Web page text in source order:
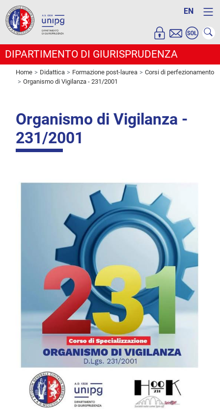
EN
DIPARTIMENTO DI GIURISPRUDENZA
Home Didattica Formazione post-laurea
Corsi di perfezionamento
Organismo di Vigilanza - 231/2001
Organismo di Vigilanza -
231/2001